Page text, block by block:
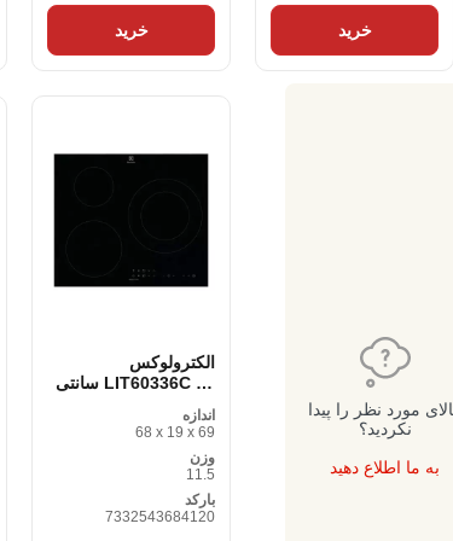
خرید خرید
الکترولوکس
LIT60336C 60 سانتی
القایی
اندازه
68 x 19 x 69
وزن
11.5
بارکد
7332543684120
مورد نظر را پیدا
نکردید؟
به ما اطلاع دهید